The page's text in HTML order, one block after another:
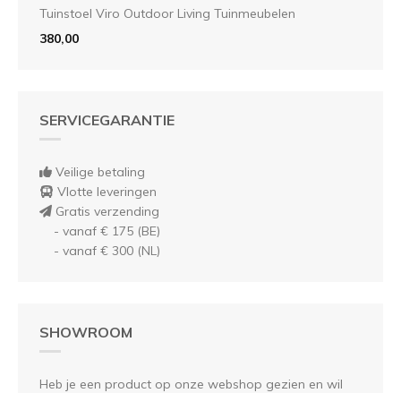
Tuinstoel Viro Outdoor Living Tuinmeubelen
380,00
SERVICEGARANTIE
Veilige betaling
Vlotte leveringen
Gratis verzending
- vanaf € 175 (BE)
- vanaf € 300 (NL)
SHOWROOM
Heb je een product op onze webshop gezien en wil